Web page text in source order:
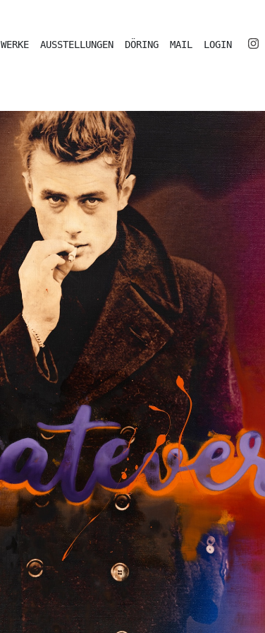
WERKE AUSSTELLUNGEN DÖRING MAIL LOGIN